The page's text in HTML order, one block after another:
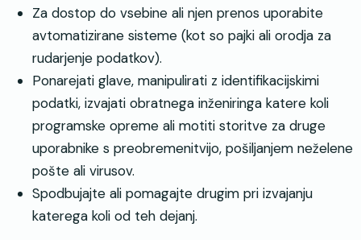
Za dostop do vsebine ali njen prenos uporabite
avtomatizirane sisteme (kot so pajki ali orodja za
rudarjenje podatkov).
Ponarejati glave, manipulirati z identifikacijskimi
podatki, izvajati obratnega inženiringa katere koli
programske opreme ali motiti storitve za druge
uporabnike s preobremenitvijo, pošiljanjem neželene
pošte ali virusov.
Spodbujajte ali pomagajte drugim pri izvajanju
katerega koli od teh dejanj.